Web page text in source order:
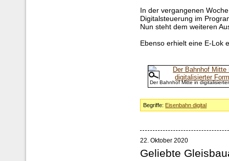
In der vergangenen
Digitalsteuerung im
Nun steht dem weiteren
Ebenso erhielt eine E-Lok
Der Bahnhof Mitte in
Begriffe: Eisenbahn digital
22. Oktober 2020
Geliebte